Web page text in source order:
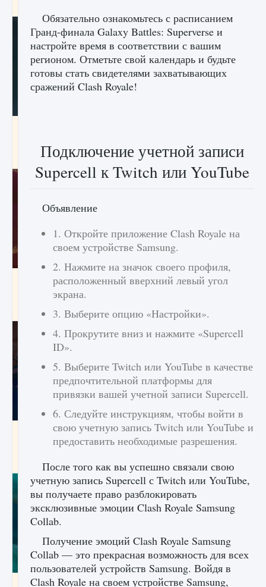
9 августа 2024 1 286 0 0
Как приручить существ джунглей Нари в
игре Creatures of Ava
9 августа 2024 1 218
Как разблокировать заклинание Крист в
Creatures of Ava
Как приручить существ из степей Тамура в
Обязательно ознакомьтесь с расписанием
Гранд-финала Galaxy Battles: Superverse и
настройте время в соответствии с вашим
регионом. Отметьте свой календарь и будьте
готовы стать свидетелями захватывающих
сражений Clash Royale!
Подключение учетной записи
Supercell к Twitch или YouTube
Объявление
1. Откройте приложение Clash Royale на
своем устройстве Samsung.
2. Нажмите на значок своего профиля,
расположенный вверхний левый угол
экрана.
3. Выберите опцию «Настройки».
4. Прокрутите вниз и нажмите «Supercell
ID».
5. Выберите Twitch или YouTube в качестве
предпочтительной платформы для
привязки вашей учетной записи Supercell.
6. Следуйте инструкциям, чтобы войти в
свою учетную запись Twitch или YouTube и
предоставить необходимые разрешения.
После того как вы успешно связали свою
учетную запись Supercell с Twitch или YouTube,
вы получаете право разблокировать
эксклюзивные эмоции Clash Royale Samsung
Collab.
Получение эмоций Clash Royale Samsung
Collab — это прекрасная возможность для всех
пользователей устройств Samsung. Войдя в
Clash Royale на своем устройстве Samsung,